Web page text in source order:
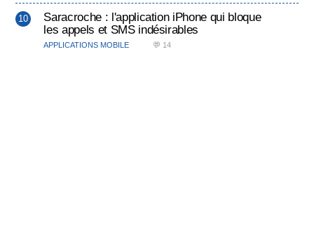
Saracroche : l'application iPhone qui bloque
les appels et SMS indésirables
APPLICATIONS MOBILE 💬 14